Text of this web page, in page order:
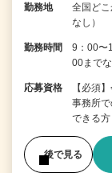
勤務地
全国ど
なし）
勤務時間
9：00〜
00まで
応募資格
【必須
事務所
できる方
後で見る